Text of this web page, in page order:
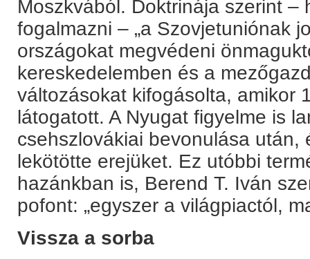
Moszkvából. Doktrinája szerint –
fogalmazni – „a Szovjetuniónak
országokat megvédeni
kereskedelemben és a
változásokat kifogásolta, amikor
látogatott. A Nyugat figyelme is
csehszlovákiai bevonulása után,
lekötötte erejüket. Ez utóbbi
hazánkban is, Berend T. Iván
pofont: „egyszer a világpiactól,
Vissza a sorba